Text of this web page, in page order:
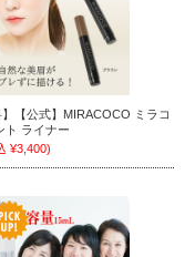
】【公式】MIRACOCO ミラコ
ト ライナー
¥3,400)